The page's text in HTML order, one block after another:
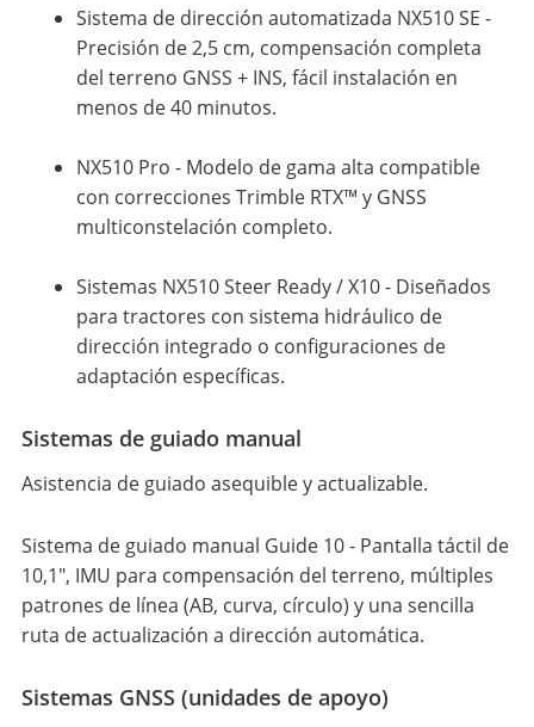
Sistema de dirección automatizada NX510 SE -
Precisión de 2,5 cm, compensación completa
del terreno GNSS + INS, fácil instalación en
menos de 40 minutos.
NX510 Pro - Modelo de gama alta compatible
con correcciones Trimble RTX™ y GNSS
multiconstelación completo.
Sistemas NX510 Steer Ready / X10 - Diseñados
para tractores con sistema hidráulico de
dirección integrado o configuraciones de
adaptación específicas.
Sistemas de guiado manual
Asistencia de guiado asequible y actualizable.
Sistema de guiado manual Guide 10 - Pantalla táctil de
10,1", IMU para compensación del terreno, múltiples
patrones de línea (AB, curva, círculo) y una sencilla
ruta de actualización a dirección automática.
Sistemas GNSS (unidades de apoyo)